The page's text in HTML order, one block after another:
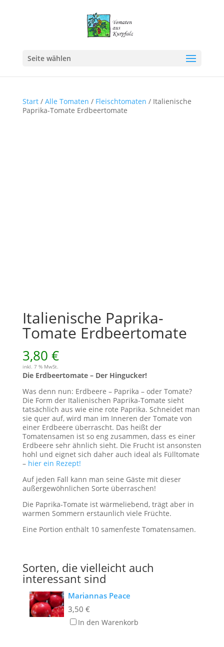
Seite wählen
Start/ Alle Tomaten / Fleischtomaten / Italienische
Paprika-Tomate Erdbeertomate
Italienische Paprika-
Tomate Erdbeertomate
3,80 €
inkl. 7 % MwSt.
Die Erdbeertomate – Der Hingucker!
Was denn nun: Erdbeere – Paprika – oder Tomate?
Die Form der Italienischen Paprika-Tomate sieht
tatsächlich aus wie eine rote Paprika. Schneidet man
sie quer auf, wird man im Inneren der Tomate von
einer Erdbeere überrascht. Das heißt der
Tomatensamen ist so eng zusammen, dass es einer
Erdbeere sehr ähnlich sieht. Die Frucht ist ansonsten
hohl und eignet sich daher auch ideal als Fülltomate
– hier ein Rezept!
Auf jeden Fall kann man seine Gäste mit dieser
außergewöhnlichen Sorte überraschen!
Die Paprika-Tomate ist wärmeliebend, trägt aber in
warmen Sommern erstaunlich viele Früchte.
Eine Portion enthält 10 samenfeste Tomatensamen.
Sorten, die vielleicht auch
interessant sind
Mariannas Peace
3,50 €
In den Warenkorb